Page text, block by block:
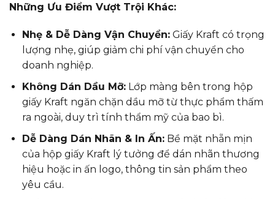
Những Ưu Điểm Vượt Trội Khác:
Nhẹ & Dễ Dàng Vận Chuyển:Giấy Kraft có trọng
lượng nhẹ, giúp giảm chi phí vận chuyển cho
doanh nghiệp.
Không Dán Dầu Mỡ:Lớp màng bên trong hộp
giấy Kraft ngăn chặn dầu mỡ từ thực phẩm thấm
ra ngoài, duy trì tính thẩm mỹ của bao bì.
Dễ Dàng Dán Nhãn & In Ấn:Bề mặt nhẵn mịn
của hộp giấy Kraft lý tưởng để dán nhãn thương
hiệu hoặc in ấn logo, thông tin sản phẩm theo
yêu cầu.